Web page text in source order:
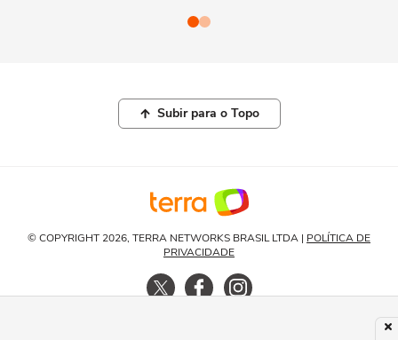
Subir para o Topo
© COPYRIGHT 2026, TERRA NETWORKS BRASIL LTDA | POLÍTICA DE
PRIVACIDADE